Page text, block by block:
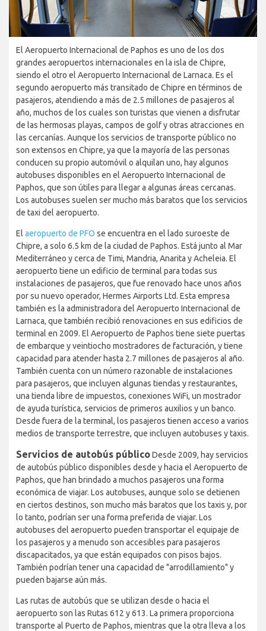
El Aeropuerto Internacional de Paphos es uno de los dos
grandes aeropuertos internacionales en la isla de Chipre,
siendo el otro el Aeropuerto Internacional de Larnaca. Es el
segundo aeropuerto más transitado de Chipre en términos de
pasajeros, atendiendo a más de 2.5 millones de pasajeros al
año, muchos de los cuales son turistas que vienen a disfrutar
de las hermosas playas, campos de golf y otras atracciones en
las cercanías. Aunque los servicios de transporte público no
son extensos en Chipre, ya que la mayoría de las personas
conducen su propio automóvil o alquilan uno, hay algunos
autobuses disponibles en el Aeropuerto Internacional de
Paphos, que son útiles para llegar a algunas áreas cercanas.
Los autobuses suelen ser mucho más baratos que los servicios
de taxi del aeropuerto.
El aeropuerto de PFO se encuentra en el lado suroeste de
Chipre, a solo 6.5 km de la ciudad de Paphos. Está junto al Mar
Mediterráneo y cerca de Timi, Mandria, Anarita y Acheleia. El
aeropuerto tiene un edificio de terminal para todas sus
instalaciones de pasajeros, que fue renovado hace unos años
por su nuevo operador, Hermes Airports Ltd. Esta empresa
también es la administradora del Aeropuerto Internacional de
Larnaca, que también recibió renovaciones en sus edificios de
terminal en 2009. El Aeropuerto de Paphos tiene siete puertas
de embarque y veintiocho mostradores de facturación, y tiene
capacidad para atender hasta 2.7 millones de pasajeros al año.
También cuenta con un número razonable de instalaciones
para pasajeros, que incluyen algunas tiendas y restaurantes,
una tienda libre de impuestos, conexiones WiFi, un mostrador
de ayuda turística, servicios de primeros auxilios y un banco.
Desde fuera de la terminal, los pasajeros tienen acceso a varios
medios de transporte terrestre, que incluyen autobuses y taxis.
Servicios de autobús públicoDesde 2009, hay servicios
de autobús público disponibles desde y hacia el Aeropuerto de
Paphos, que han brindado a muchos pasajeros una forma
económica de viajar. Los autobuses, aunque solo se detienen
en ciertos destinos, son mucho más baratos que los taxis y, por
lo tanto, podrían ser una forma preferida de viajar. Los
autobuses del aeropuerto pueden transportar el equipaje de
los pasajeros y a menudo son accesibles para pasajeros
discapacitados, ya que están equipados con pisos bajos.
También podrían tener una capacidad de "arrodillamiento" y
pueden bajarse aún más.
Las rutas de autobús que se utilizan desde o hacia el
aeropuerto son las Rutas 612 y 613. La primera proporciona
transporte al Puerto de Paphos, mientras que la otra lleva a los